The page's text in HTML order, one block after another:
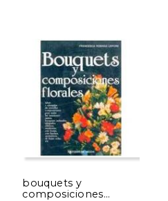
bouquets y
composiciones